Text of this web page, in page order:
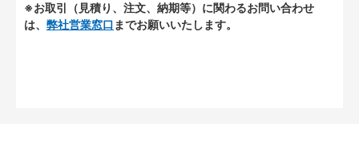
※お取引（見積り、注文、納期等）に関わるお問い合わせ
は、 弊社営業窓口 までお願いいたします。